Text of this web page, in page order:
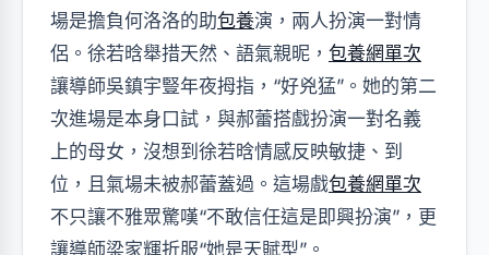
場是擔負何洛洛的助包養演，兩人扮演一對情
侶。徐若晗舉措天然、語氣親昵， 包養網單次
讓導師吳鎮宇豎年夜拇指，“好兇猛”。她的第二
次進場是本身口試，與郝蕾搭戲扮演一對名義
上的母女，沒想到徐若晗情感反映敏捷、到
位，且氣場未被郝蕾蓋過。這場戲包養網單次
不只讓不雅眾驚嘆“不敢信任這是即興扮演”，更
讓導師梁家輝折服“她是天賦型”。